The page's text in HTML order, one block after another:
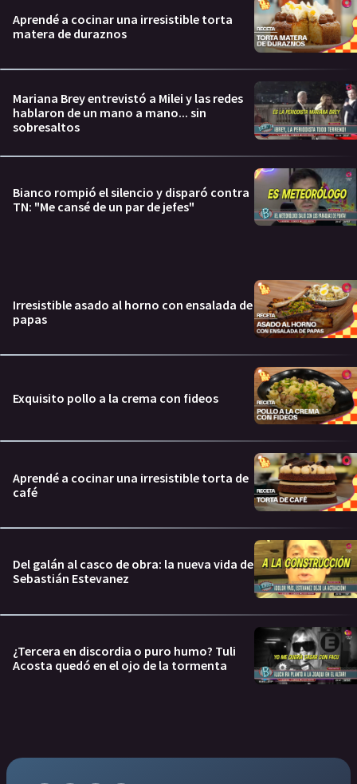
Aprendé a cocinar una irresistible torta
matera de duraznos
Mariana Brey entrevistó a Milei y las redes
hablaron de un mano a mano... sin
sobresaltos
Bianco rompió el silencio y disparó contra
TN: "Me cansé de un par de jefes"
Irresistible asado al horno con ensalada de
papas
Exquisito pollo a la crema con fideos
Aprendé a cocinar una irresistible torta de
café
Del galán al casco de obra: la nueva vida de
Sebastián Estevanez
¿Tercera en discordia o puro humo? Tuli
Acosta quedó en el ojo de la tormenta